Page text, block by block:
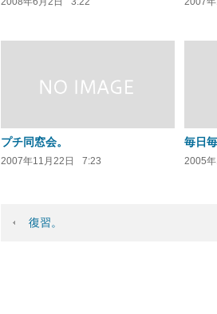
プチ同窓会。
2007年11月22日 7:23
毎日
2005
復習。